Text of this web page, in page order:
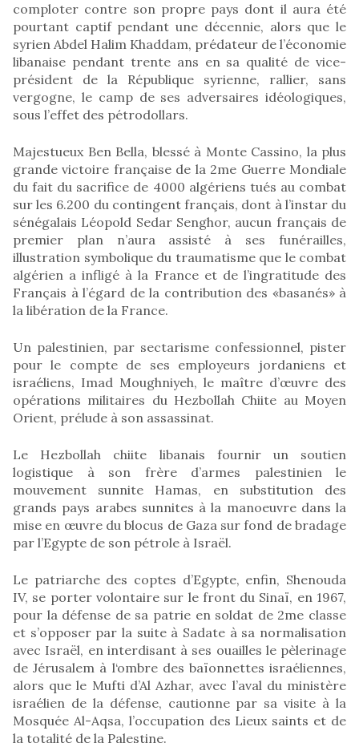
comploter contre son propre pays dont il aura été
pourtant captif pendant une décennie, alors que le
syrien Abdel Halim Khaddam, prédateur de l’économie
libanaise pendant trente ans en sa qualité de vice-
président de la République syrienne, rallier, sans
vergogne, le camp de ses adversaires idéologiques,
sous l’effet des pétrodollars.
Majestueux Ben Bella, blessé à Monte Cassino, la plus
grande victoire française de la 2me Guerre Mondiale
du fait du sacrifice de 4000 algériens tués au combat
sur les 6.200 du contingent français, dont à l’instar du
sénégalais Léopold Sedar Senghor, aucun français de
premier plan n’aura assisté à ses funérailles,
illustration symbolique du traumatisme que le combat
algérien a infligé à la France et de l’ingratitude des
Français à l’égard de la contribution des «basanés» à
la libération de la France.
Un palestinien, par sectarisme confessionnel, pister
pour le compte de ses employeurs jordaniens et
israéliens, Imad Moughniyeh, le maître d’œuvre des
opérations militaires du Hezbollah Chiite au Moyen
Orient, prélude à son assassinat.
Le Hezbollah chiite libanais fournir un soutien
logistique à son frère d’armes palestinien le
mouvement sunnite Hamas, en substitution des
grands pays arabes sunnites à la manoeuvre dans la
mise en œuvre du blocus de Gaza sur fond de bradage
par l’Egypte de son pétrole à Israël.
Le patriarche des coptes d’Egypte, enfin, Shenouda
IV, se porter volontaire sur le front du Sinaï, en 1967,
pour la défense de sa patrie en soldat de 2me classe
et s’opposer par la suite à Sadate à sa normalisation
avec Israël, en interdisant à ses ouailles le pèlerinage
de Jérusalem à l‘ombre des baïonnettes israéliennes,
alors que le Mufti d’Al Azhar, avec l’aval du ministère
israélien de la défense, cautionne par sa visite à la
Mosquée Al-Aqsa, l’occupation des Lieux saints et de
la totalité de la Palestine.